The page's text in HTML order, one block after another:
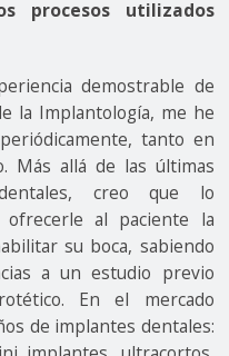
procesos utilizados
demostrable de
la Implantología, me he
tanto en
Más allá de las últimas
creo que lo
al paciente la
su boca, sabiendo
a un estudio previo
En el mercado
de implantes dentales: